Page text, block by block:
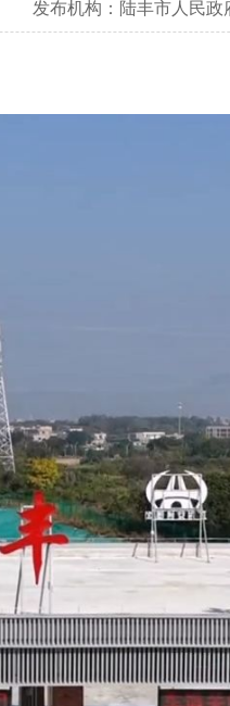
发布机构： 陆丰市人民政